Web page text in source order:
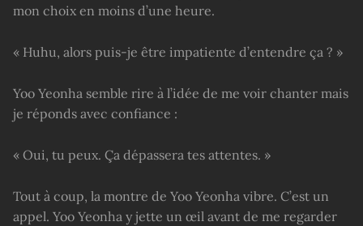
mon choix en moins d’une heure.
« Huhu, alors puis-je être impatiente d’entendre ça ? »
Yoo Yeonha semble rire à l’idée de me voir chanter mais
je réponds avec confiance :
« Oui, tu peux. Ça dépassera tes attentes. »
Tout à coup, la montre de Yoo Yeonha vibre. C’est un
appel. Yoo Yeonha y jette un œil avant de me regarder